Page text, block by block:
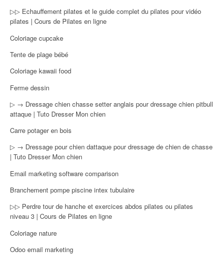
▷▷ Echauffement pilates et le guide complet du pilates pour vidéo
pilates | Cours de Pilates en ligne
Coloriage cupcake
Tente de plage bébé
Coloriage kawaii food
Ferme dessin
▷ → Dressage chien chasse setter anglais pour dressage chien pitbull
attaque | Tuto Dresser Mon chien
Carre potager en bois
▷ → Dressage pour chien dattaque pour dressage de chien de chasse
| Tuto Dresser Mon chien
Email marketing software comparison
Branchement pompe piscine intex tubulaire
▷▷ Perdre tour de hanche et exercices abdos pilates ou pilates
niveau 3 | Cours de Pilates en ligne
Coloriage nature
Odoo email marketing